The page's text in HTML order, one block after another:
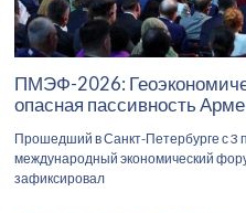
ПМЭФ-2026:
опасная пассивность
Прошедший в Санкт-Петербурге с 3
международный экономический
зафиксировал